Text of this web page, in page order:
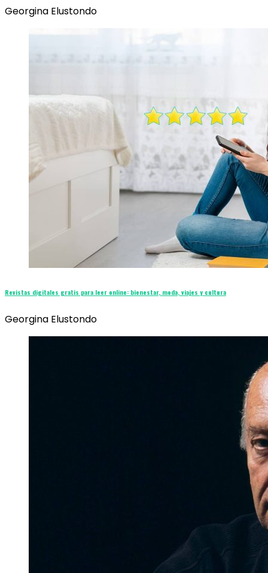
Georgina Elustondo
Revistas digitales gratis para leer online: bienestar, moda, viajes y cultura
Georgina Elustondo